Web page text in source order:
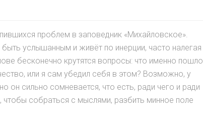
проблем в заповедник «Михайловское».
услышанным и живёт по инерции, часто налегая
бесконечно крутятся вопросы: что именно пошло
или я сам убедил себя в этом? Возможно, у
он сильно сомневается, что есть, ради чего и ради
собраться с мыслями, разбить минное поле